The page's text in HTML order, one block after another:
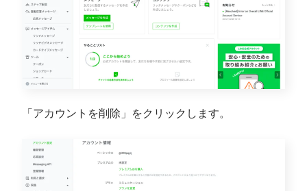
「アカウントを削除」をクリックします。